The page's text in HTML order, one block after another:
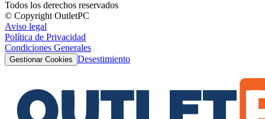
Todos los derechos reservados
© Copyright OutletPC
Aviso legal
Política de Privacidad
Condiciones Generales
Gestionar Cookies Desestimiento